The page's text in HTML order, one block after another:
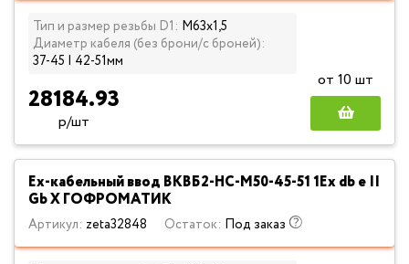
Тип и размер резьбы D1: М63х1,5
Диаметр кабеля (без брони/с броней):
37-45 | 42-51мм
28184.93
р/шт
от 10 шт
Ех-кабельный ввод ВКВБ2-НС-M50-45-51 1Ex db e II
Gb X ГОФРОМАТИК
Артикул: zeta32848 Остаток: Под заказ